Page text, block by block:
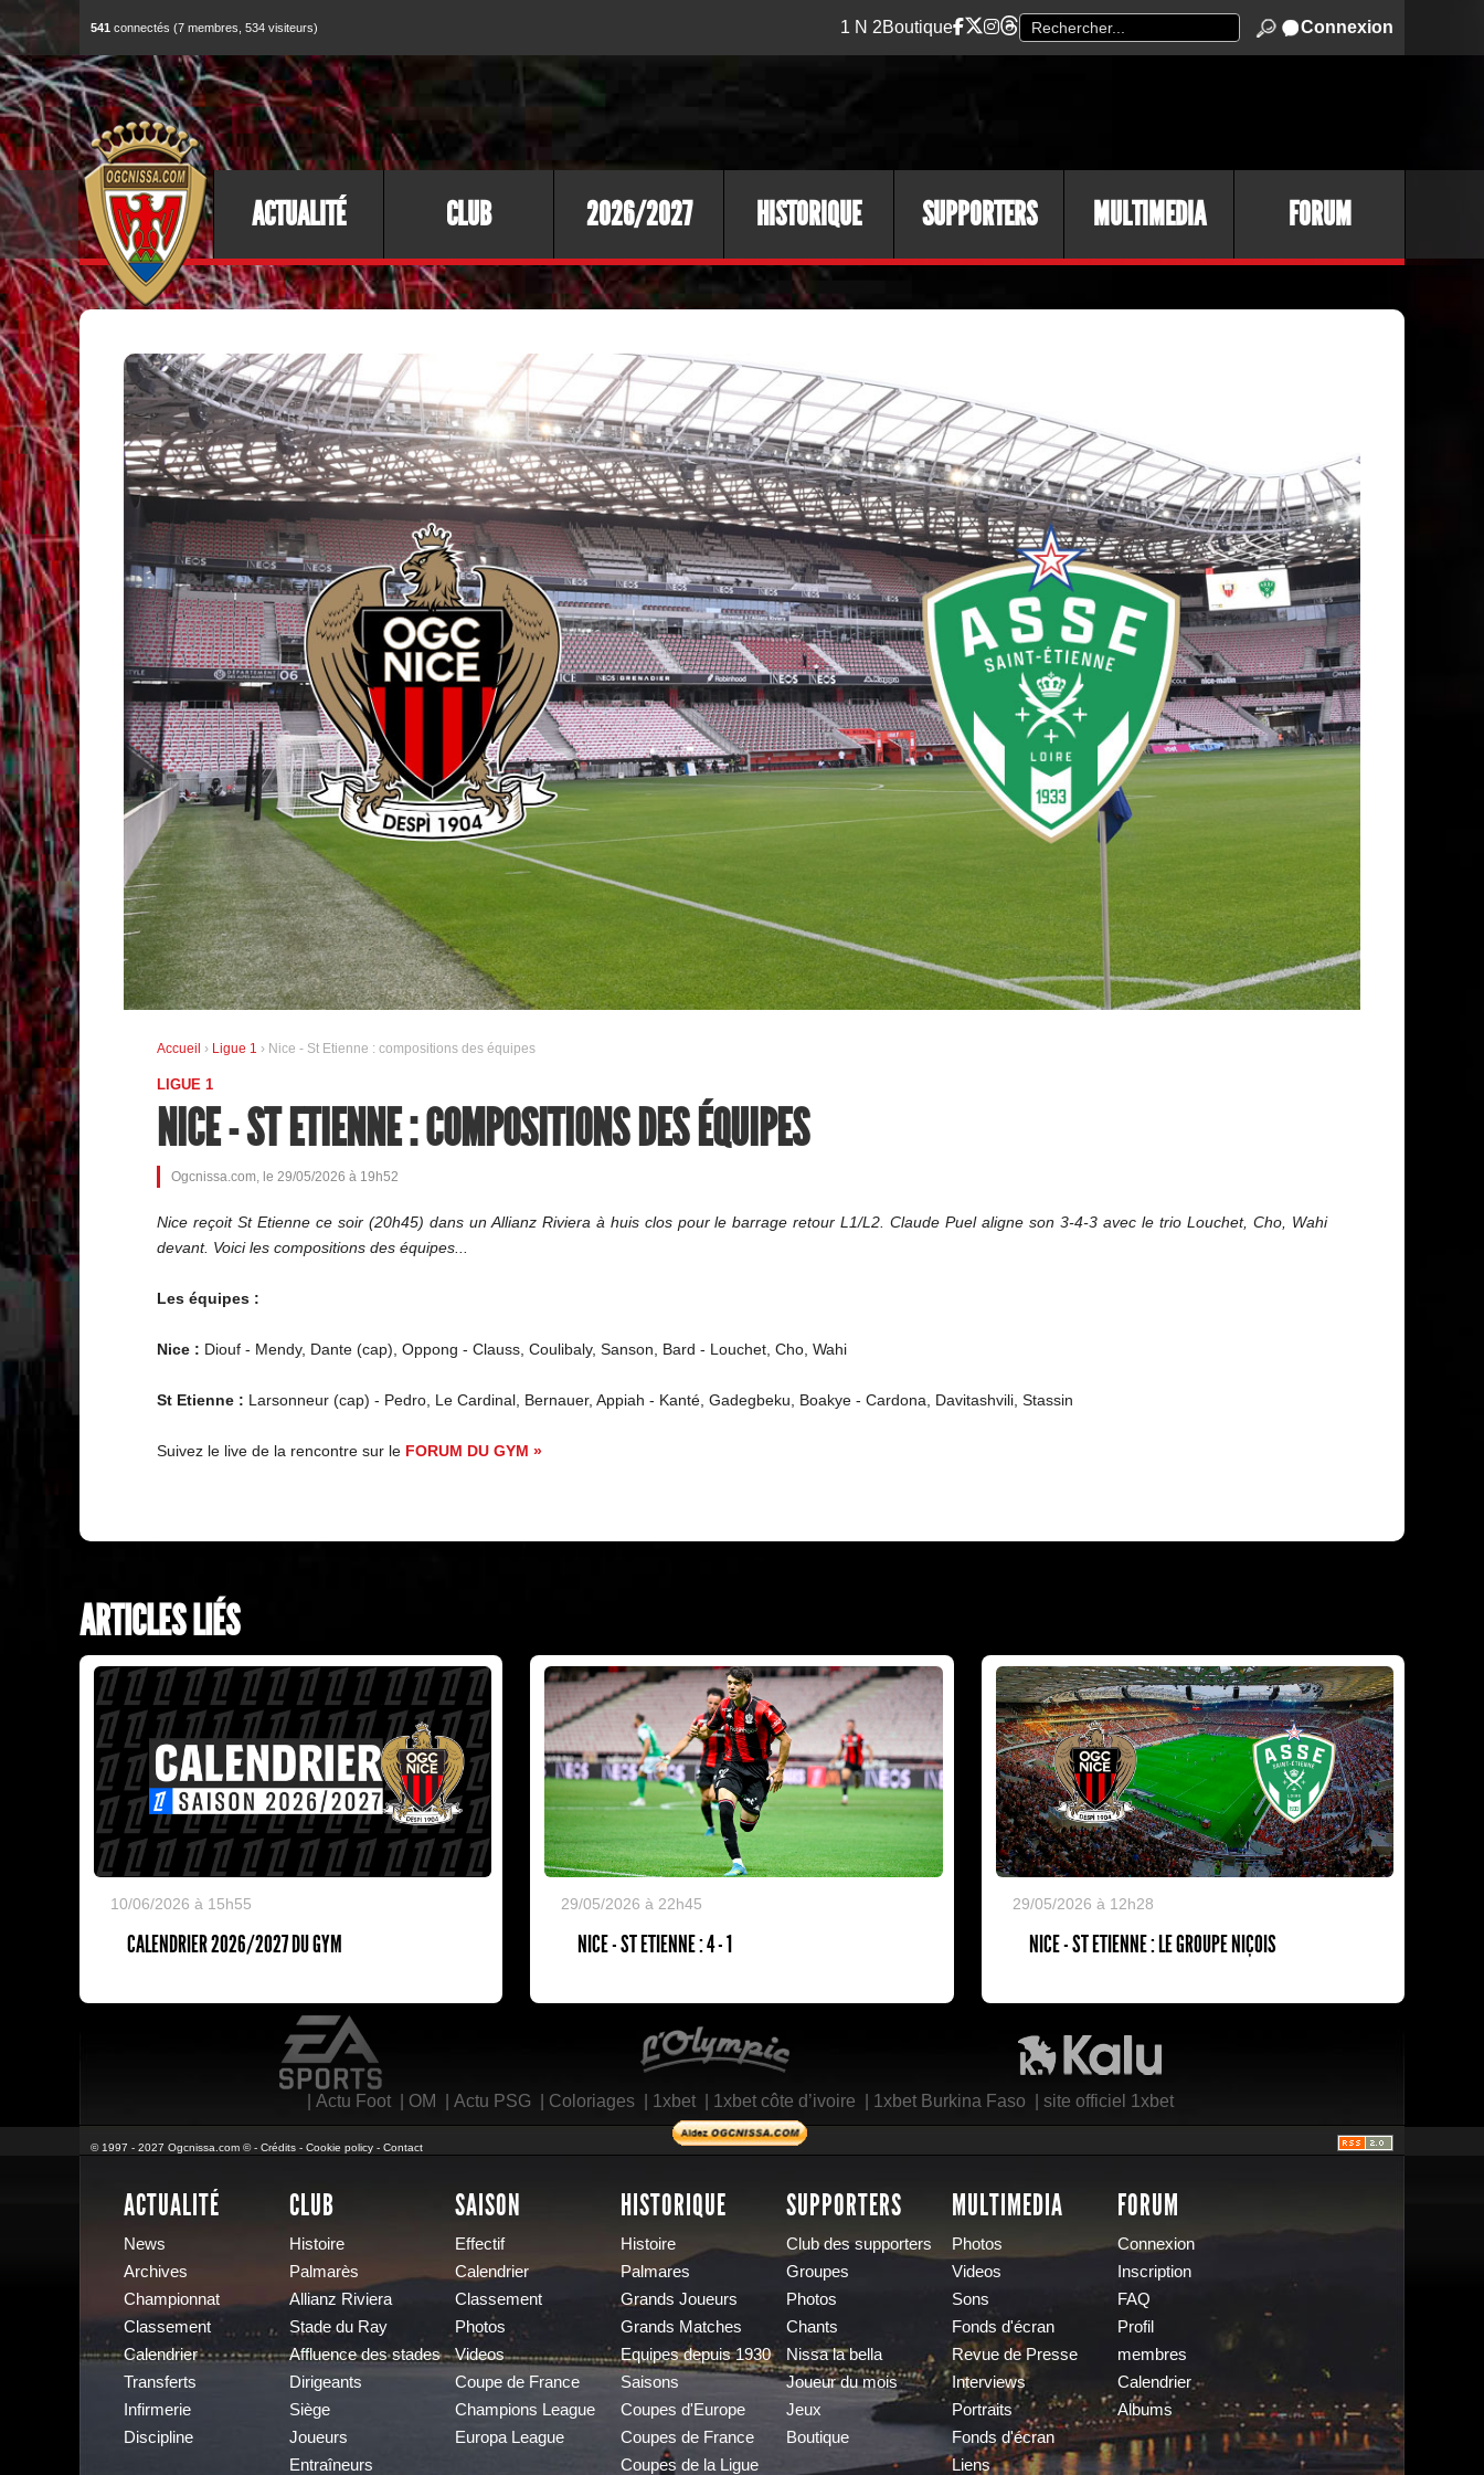
541 connectés (7 membres, 534 visiteurs) 1 N 2Boutique Connexion
ACTUALITÉ CLUB 2026/2027 HISTORIQUE SUPPORTERS MULTIMEDIA FORUM
Accueil › Ligue 1 › Nice - St Etienne : compositions des équipes
LIGUE 1
NICE - ST ETIENNE : COMPOSITIONS DES ÉQUIPES
Ogcnissa.com, le 29/05/2026 à 19h52
Nice reçoit St Etienne ce soir (20h45) dans un Allianz Riviera à huis clos pour le barrage retour L1/L2. Claude Puel aligne son 3-4-3 avec le trio Louchet, Cho, Wahi
devant. Voici les compositions des équipes...
Les équipes :
Nice : Diouf - Mendy, Dante (cap), Oppong - Clauss, Coulibaly, Sanson, Bard - Louchet, Cho, Wahi
St Etienne : Larsonneur (cap) - Pedro, Le Cardinal, Bernauer, Appiah - Kanté, Gadegbeku, Boakye - Cardona, Davitashvili, Stassin
Suivez le live de la rencontre sur le FORUM DU GYM »
ARTICLES LIÉS
10/06/2026 à 15h55
CALENDRIER 2026/2027 DU GYM
29/05/2026 à 22h45
NICE - ST ETIENNE : 4 - 1
29/05/2026 à 12h28
NICE - ST ETIENNE : LE GROUPE NIÇOIS
Actu Foot| OM Actu PSG| Coloriages| 1xbet| 1xbet côte d’ivoire 1xbet Burkina Faso site officiel 1xbet
© 1997 - 2027 Ogcnissa.com © - Crédits - Cookie policy - Contact
ACTUALITÉ
News
Archives
Championnat
Classement
Calendrier
Transferts
Infirmerie
Discipline
CLUB
Histoire
Palmarès
Allianz Riviera
Stade du Ray
Affluence des stades
Dirigeants
Siège
Joueurs
Entraîneurs
SAISON
Effectif
Calendrier
Classement
Photos
Videos
Coupe de France
Champions League
Europa League
HISTORIQUE
Histoire
Palmares
Grands Joueurs
Grands Matches
Equipes depuis 1930
Saisons
Coupes d'Europe
Coupes de France
Coupes de la Ligue
SUPPORTERS
Club des supporters
Groupes
Photos
Chants
Nissa la bella
Joueur du mois
Jeux
Boutique
MULTIMEDIA
Photos
Videos
Sons
Fonds d'écran
Revue de Presse
Interviews
Portraits
Fonds d'écran
Liens
FORUM
Connexion
Inscription
FAQ
Profil
membres
Calendrier
Albums